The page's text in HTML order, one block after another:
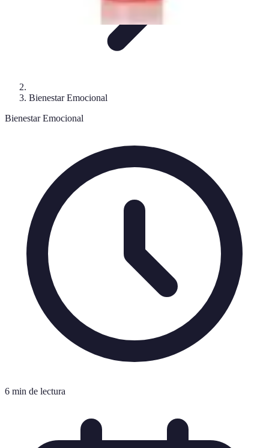
Bienestar Emocional
Bienestar Emocional
6 min de lectura